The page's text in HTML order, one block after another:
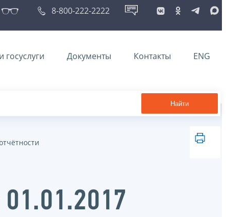
8-800-222-2222
госуслуги Документы Контакты ENG
Найти